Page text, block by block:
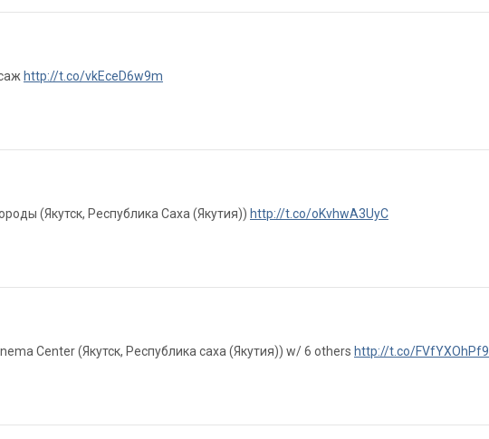
http://t.co/vkEceD6w9m
(Якутск, Республика Саха (Якутия)) http://t.co/oKvhwA3UyC
Center (Якутск, Республика саха (Якутия)) w/ 6 others http://t.co/FVfYXOhPf9